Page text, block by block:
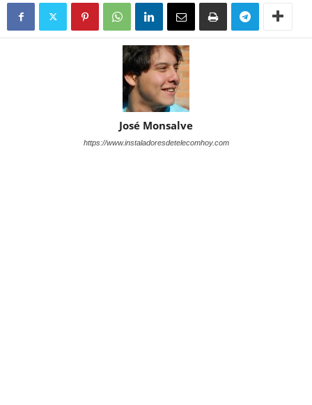
José Monsalve
https://www.instaladoresdetelecomhoy.com